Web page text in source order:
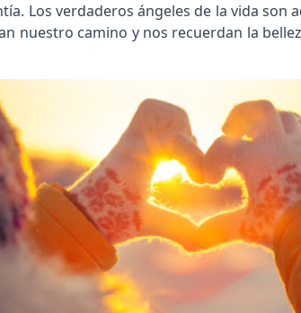
Los verdaderos ángeles de la vida son
nuestro camino y nos recuerdan la